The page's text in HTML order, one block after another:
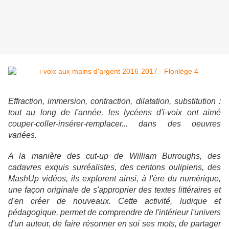
Effraction, immersion, contraction, dilatation, substitution :
tout au long de l'année, les lycéens d'i-voix ont aimé
couper-coller-insérer-remplacer... dans des oeuvres
variées.
A la manière des cut-up de William Burroughs, des
cadavres exquis surréalistes, des centons oulipiens, des
MashUp vidéos, ils explorent ainsi, à l'ère du numérique,
une façon originale de s'approprier des textes littéraires et
d'en créer de nouveaux. Cette activité, ludique et
pédagogique, permet de comprendre de l'intérieur l'univers
d'un auteur,de faire résonner en soi ses mots, de partager